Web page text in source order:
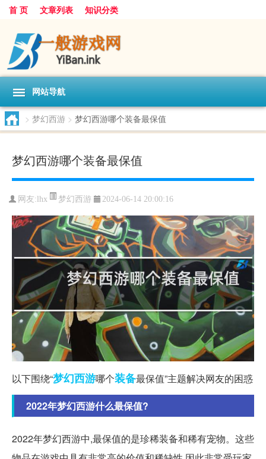
首 页 文章列表 知识分类
网站导航
> 梦幻西游 > 梦幻西游哪个装备最保值
梦幻西游哪个装备最保值
网友: lhx 梦幻西游 2024-06-14 20:00:16
以下围绕“梦幻西游哪个装备最保值”主题解决网友的困惑
2022年梦幻西游什么最保值?
2022年梦幻西游中,最保值的是珍稀装备和稀有宠物。这些